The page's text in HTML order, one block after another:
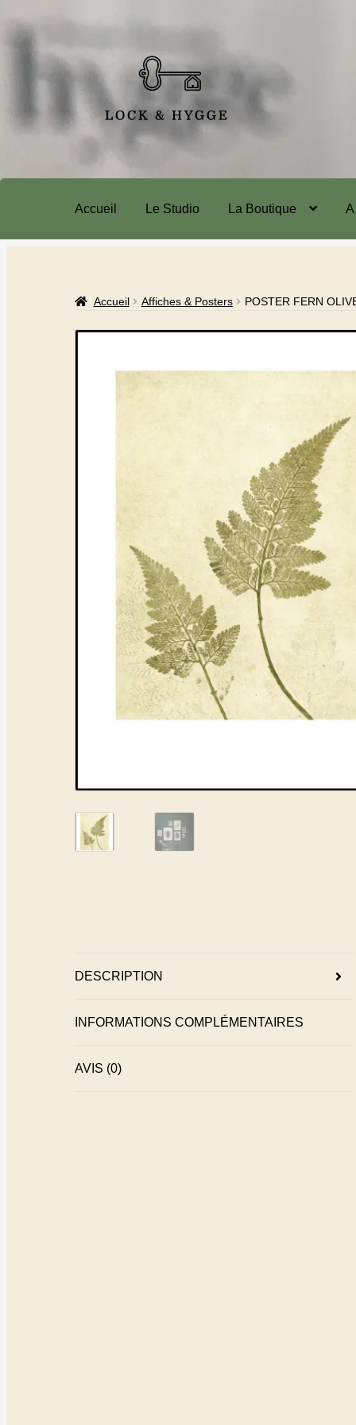
Accueil Le Studio La Boutique
Accueil Affiches & Posters POSTER FERN
DESCRIPTION
INFORMATIONS COMPLÉMENTAIRES
AVIS (0)